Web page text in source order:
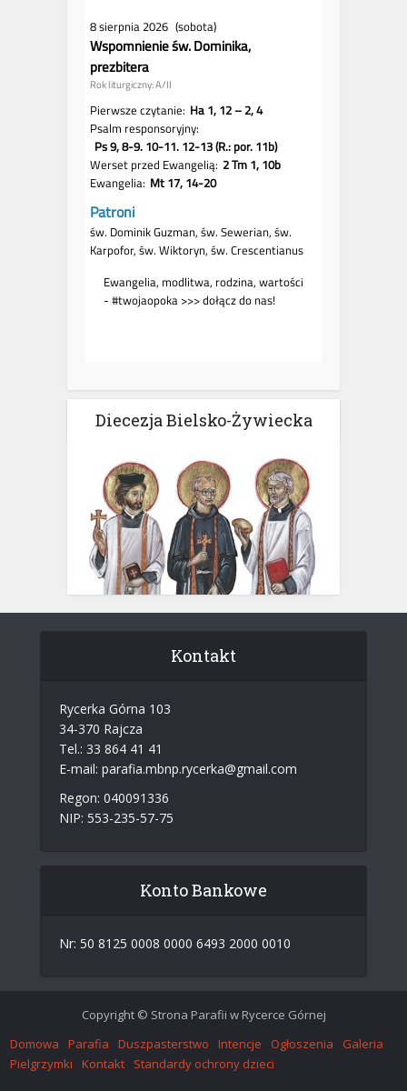
Diecezja Bielsko-Żywiecka
Kontakt
Rycerka Górna 103
34-370 Rajcza
Tel.: 33 864 41 41
E-mail: parafia.mbnp.rycerka@gmail.com
Regon: 040091336
NIP: 553-235-57-75
Konto Bankowe
Nr: 50 8125 0008 0000 6493 2000 0010
Copyright © Strona Parafii w Rycerce Górnej
Domowa
Parafia Duszpasterstwo Intencje Ogłoszenia
Galeria
Pielgrzymki
Kontakt Standardy ochrony dzieci